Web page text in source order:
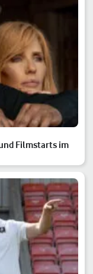
Filmstarts im